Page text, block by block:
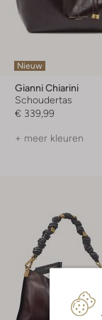
Nieuw
Gianni Chiarini
Schoudertas
€ 339,99
+ meer kleuren